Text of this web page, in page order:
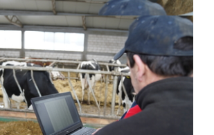
analizuje emisję metanu u bydła.- W
Centrum Genetycznym wykonujemy
wiele prac mających na celu
zrównoważoną i nowoczesną
hodowlę. Naszym najnowszym
przedsięwzięciem jest projekt, w
Genetyki w Produkcji Zwierzęcej
(WCGALP) 2026- Za nami jedno z
najważniejszych wydarzeń w branży
hodowlanej i genetycznej –
Światowy Kongres Genetyki
Stosowanej w Produkcji Zwierzęcej